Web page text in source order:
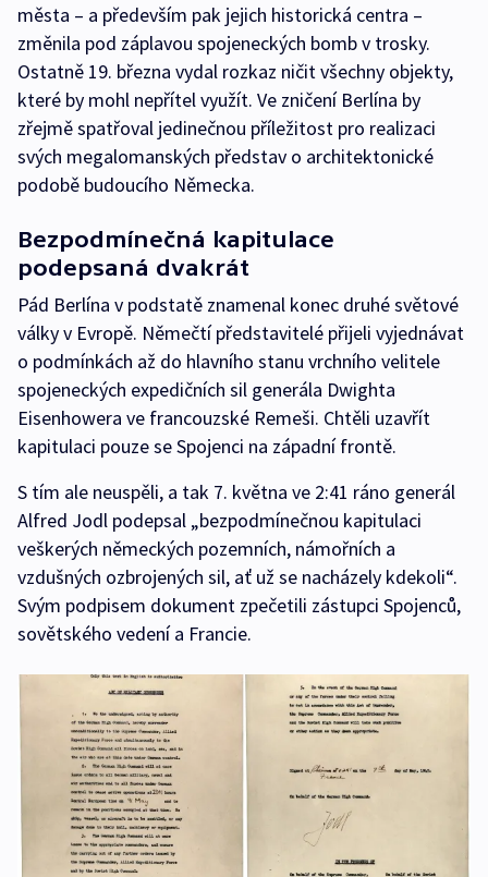
města – a především pak jejich historická centra –
změnila pod záplavou spojeneckých bomb v trosky.
Ostatně 19. března vydal rozkaz ničit všechny objekty,
které by mohl nepřítel využít. Ve zničení Berlína by
zřejmě spatřoval jedinečnou příležitost pro realizaci
svých megalomanských představ o architektonické
podobě budoucího Německa.
Bezpodmínečná kapitulace
podepsaná dvakrát
Pád Berlína v podstatě znamenal konec druhé světové
války v Evropě. Němečtí představitelé přijeli vyjednávat
o podmínkách až do hlavního stanu vrchního velitele
spojeneckých expedičních sil generála Dwighta
Eisenhowera ve francouzské Remeši. Chtěli uzavřít
kapitulaci pouze se Spojenci na západní frontě.
S tím ale neuspěli, a tak 7. května ve 2:41 ráno generál
Alfred Jodl podepsal „bezpodmínečnou kapitulaci
veškerých německých pozemních, námořních a
vzdušných ozbrojených sil, ať už se nacházely kdekoli“.
Svým podpisem dokument zpečetili zástupci Spojenců,
sovětského vedení a Francie.